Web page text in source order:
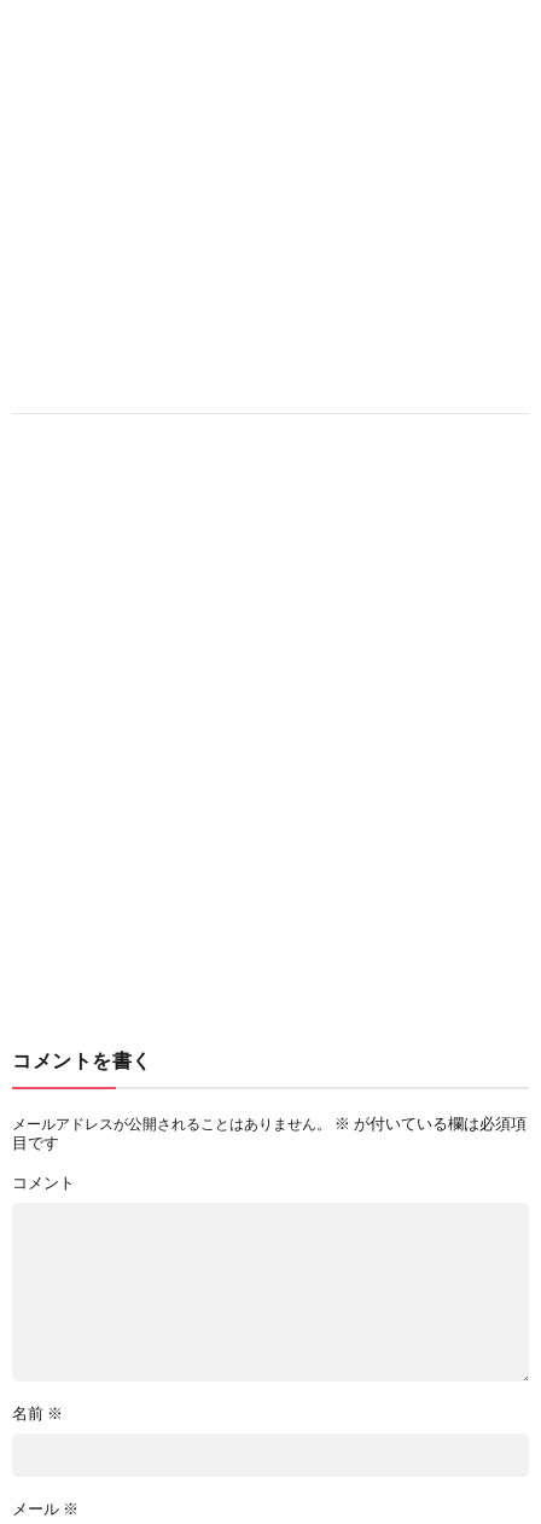
コメントを書く
メールアドレスが公開されることはありません。 ※ が付いている欄は必須項
目です
コメント
名前 ※
メール ※